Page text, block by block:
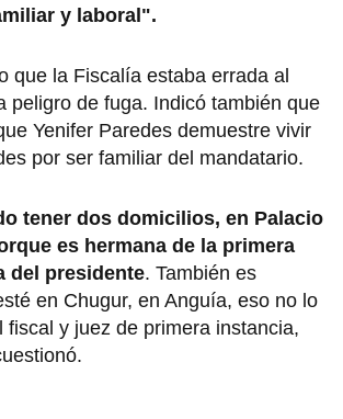
y laboral".
que la Fiscalía estaba errada al
peligro de fuga. Indicó también que
Yenifer Paredes demuestre vivir
por ser familiar del mandatario.
tener dos domicilios, en Palacio
es hermana de la primera
del presidente. También es
en Chugur, en Anguía, eso no lo
fiscal y juez de primera instancia,